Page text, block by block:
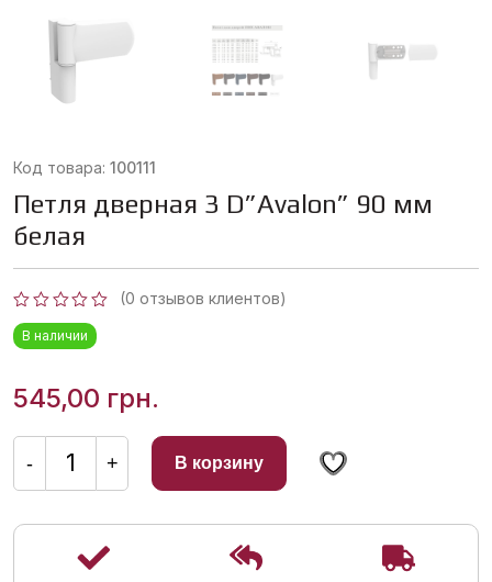
Код товара: 100111
Петля дверная 3 D”Avalon” 90 мм
белая
Оценка
0
из
(0 отзывов клиентов)
В наличии
545,00 грн.
-
Количество
товара
Петля
дверная
белая
+ В корзину